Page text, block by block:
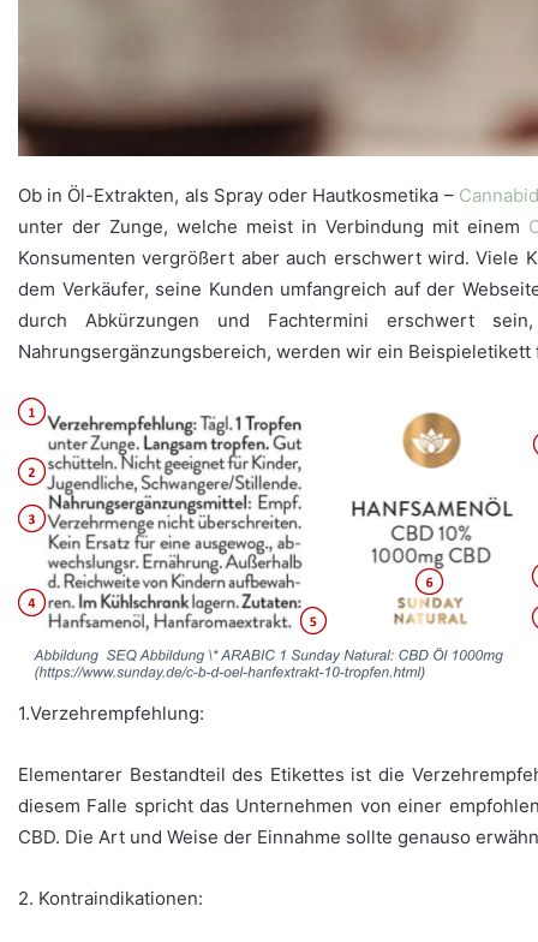
Ob in Öl-Extrakten, als Spray oder Hautkosmetika –
unter der Zunge, welche meist in Verbindung mit einem
Konsumenten vergrößert aber auch erschwert wird. Viele
dem Verkäufer, seine Kunden umfangreich auf der
durch Abkürzungen und Fachtermini erschwert
Nahrungsergänzungsbereich, werden wir ein
1.Verzehrempfehlung:
Elementarer Bestandteil des Etikettes ist die
diesem Falle spricht das Unternehmen von einer
CBD. Die Art und Weise der Einnahme sollte genauso
2. Kontraindikationen: